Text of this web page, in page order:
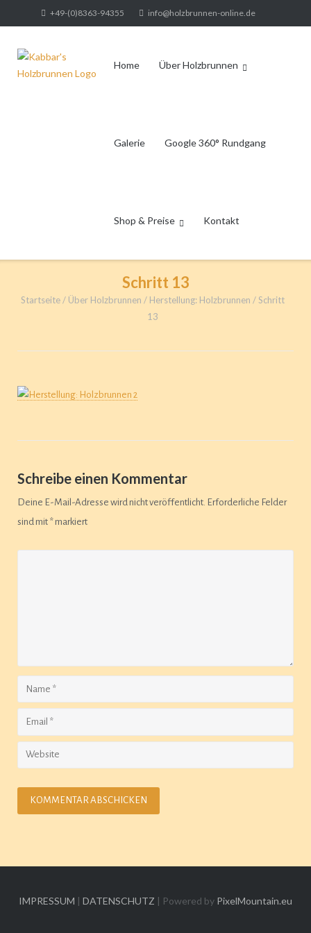
zum
+49-(0)8363-94355 info@holzbrunnen-online.de
Home Über Holzbrunnen
Galerie Google 360° Rundgang
Shop & Preise Kontakt
Schritt 13
Startseite/ Über Holzbrunnen / Herstellung: Holzbrunnen /Schritt
13
Schreibe einen Kommentar
Deine E-Mail-Adresse wird nicht veröffentlicht. Erforderliche Felder
sind mit *markiert
IMPRESSUM | DATENSCHUTZ | Powered by PixelMountain.eu